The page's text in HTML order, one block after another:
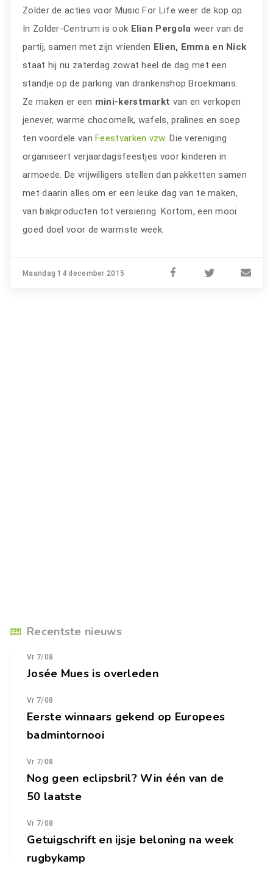
Zolder de acties voor Music For Life weer de kop op.
In Zolder-Centrum is ook Elian Pergola weer van de
partij, samen met zijn vrienden Elien, Emma en Nick
staat hij nu zaterdag zowat heel de dag met een
standje op de parking van drankenshop Broekmans.
Ze maken er een mini-kerstmarkt van en verkopen
jenever, warme chocomelk, wafels, pralines en soep
ten voordele van Feestvarken vzw. Die vereniging
organiseert verjaardagsfeestjes voor kinderen in
armoede. De vrijwilligers stellen dan pakketten samen
met daarin alles om er een leuke dag van te maken,
van bakproducten tot versiering. Kortom, een mooi
goed doel voor de warmste week.
Maandag 14 december 2015
Recentste nieuws
Vr 7/08
Josée Mues is overleden
Vr 7/08
Eerste winnaars gekend op Europees
badmintornooi
Vr 7/08
Nog geen eclipsbril? Win één van de
50 laatste
Vr 7/08
Getuigschrift en ijsje beloning na week
rugbykamp